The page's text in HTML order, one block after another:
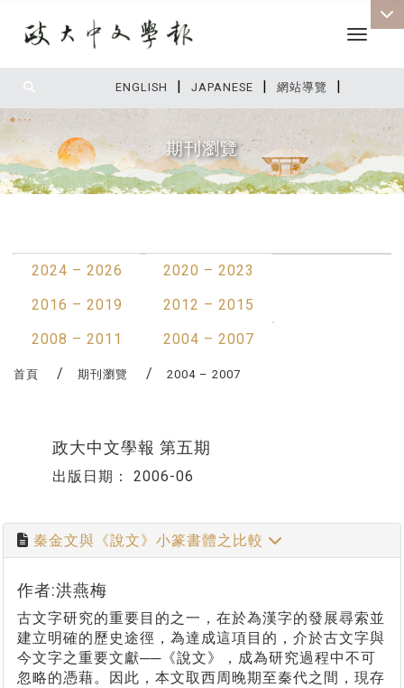
ENGLISH | JAPANESE | 網站導覽 |
Toggle
期刊瀏覽
2024 – 2026
2020 – 2023
2016 – 2019
2012 – 2015
2008 – 2011
2004 – 2007
首頁 期刊瀏覽 2004 – 2007
政大中文學報 第五期
出版日期： 2006-06
秦金文與《說文》小篆書體之比較
作者:洪燕梅
古文字研究的重要目的之一，在於為漢字的發展尋索並
建立明確的歷史途徑，為達成這項目的，介於古文字與
今文字之重要文獻──《說文》，成為研究過程中不可
忽略的憑藉。因此，本文取西周晚期至秦代之間，現存